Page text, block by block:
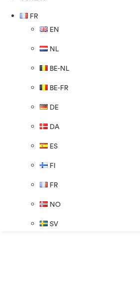
FR
EN
NL
BE-NL
BE-FR
DE
DA
ES
FI
FR
NO
SV